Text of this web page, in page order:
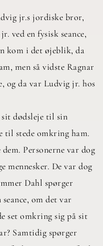
jr.s jordiske bror,
ved en fysisk seance,
kom i det øjeblik, da
men så vidste Ragnar
og da var Ludvig jr. hos
sit dødsleje til sin
til stede omkring ham.
Personerne var dog
mennesker. De var dog
Dahl spørger
om det var
set omkring sig på sit
Samtidig spørger